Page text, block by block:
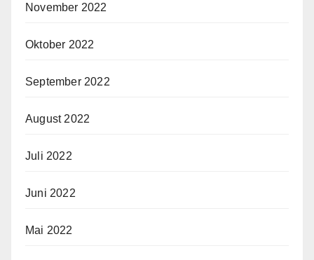
November 2022
Oktober 2022
September 2022
August 2022
Juli 2022
Juni 2022
Mai 2022